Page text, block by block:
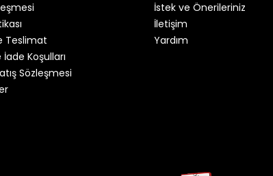
Teslimat
Koşulları
Sözleşmesi
İstek ve Önerileriniz
İletişim
Yardım